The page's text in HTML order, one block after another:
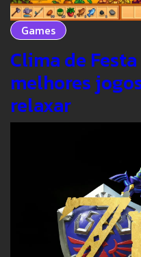
Games
Clima de
melhores
relaxar